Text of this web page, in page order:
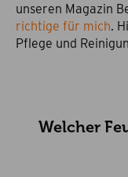
unseren Magazin
richtige für mich.
Pflege und
Welcher